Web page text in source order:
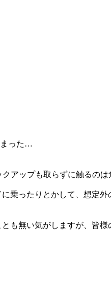
まった…
アップも取らずに触るのは
乗ったりとかして、想定
も無い気がしますが、皆様